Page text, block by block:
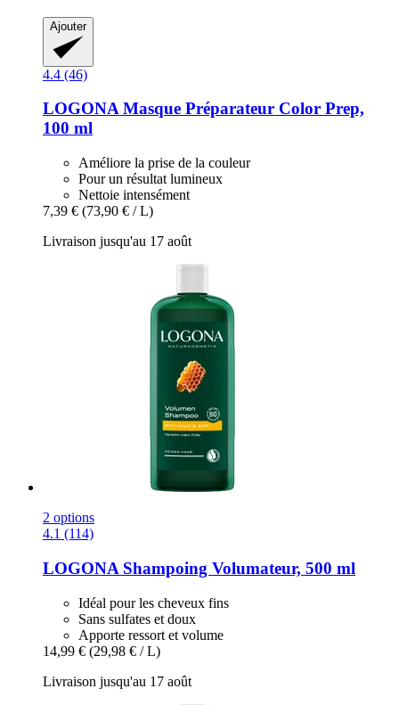
Ajouter
4.4 (46)
LOGONAMasque Préparateur Color Prep,
100 ml
Améliore la prise de la couleur
Pour un résultat lumineux
Nettoie intensément
7,39 € (73,90 € / L)
Livraison jusqu'au 17 août
2 options
4.1 (114)
LOGONA Shampoing Volumateur, 500 ml
Idéal pour les cheveux fins
Sans sulfates et doux
Apporte ressort et volume
14,99 € (29,98 € / L)
Livraison jusqu'au 17 août